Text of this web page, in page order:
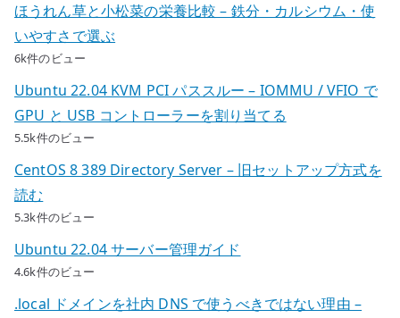
ほうれん草と小松菜の栄養比較 – 鉄分・カルシウム・使
いやすさで選ぶ
6k件のビュー
Ubuntu 22.04 KVM PCI パススルー – IOMMU / VFIO で
GPU と USB コントローラーを割り当てる
5.5k件のビュー
CentOS 8 389 Directory Server – 旧セットアップ方式を
読む
5.3k件のビュー
Ubuntu 22.04 サーバー管理ガイド
4.6k件のビュー
.local ドメインを社内 DNS で使うべきではない理由 –